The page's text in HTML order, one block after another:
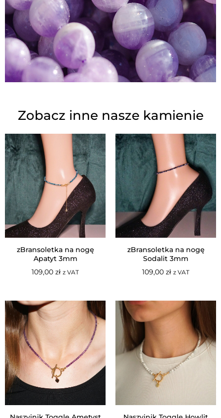
Zobacz inne nasze kamienie
zBransoletka na nogę
Apatyt 3mm
109,00 zł z VAT
zBransoletka na nogę
Sodalit 3mm
109,00 zł z VAT